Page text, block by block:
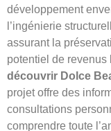
développement
l’ingénierie
assurant la
potentiel de
découvrir Dolce
projet offre des
consultations
comprendre toute